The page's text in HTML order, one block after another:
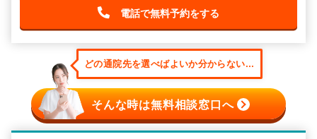
電話で無料予約をする
どの通院先を選べばよいか分からない...
そんな時は無料相談窓口へ